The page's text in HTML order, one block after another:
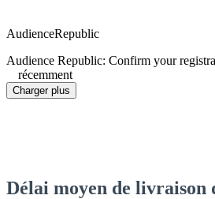
AudienceRepublic
Audience Republic: Confirm your
récemment
Charger plus
Délai moyen de livraison